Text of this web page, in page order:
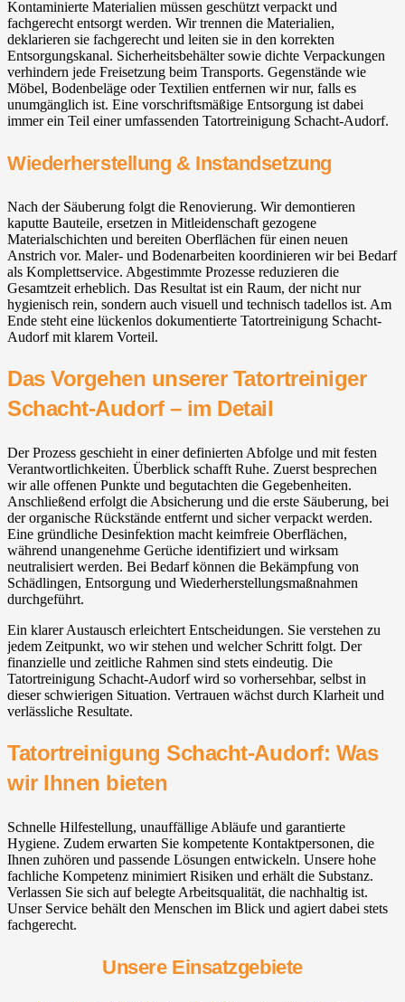
Kontaminierte Materialien müssen geschützt verpackt und
fachgerecht entsorgt werden. Wir trennen die Materialien,
deklarieren sie fachgerecht und leiten sie in den korrekten
Entsorgungskanal. Sicherheitsbehälter sowie dichte Verpackungen
verhindern jede Freisetzung beim Transports. Gegenstände wie
Möbel, Bodenbeläge oder Textilien entfernen wir nur, falls es
unumgänglich ist. Eine vorschriftsmäßige Entsorgung ist dabei
immer ein Teil einer umfassenden Tatortreinigung Schacht-Audorf.
Wiederherstellung & Instandsetzung
Nach der Säuberung folgt die Renovierung. Wir demontieren
kaputte Bauteile, ersetzen in Mitleidenschaft gezogene
Materialschichten und bereiten Oberflächen für einen neuen
Anstrich vor. Maler- und Bodenarbeiten koordinieren wir bei Bedarf
als Komplettservice. Abgestimmte Prozesse reduzieren die
Gesamtzeit erheblich. Das Resultat ist ein Raum, der nicht nur
hygienisch rein, sondern auch visuell und technisch tadellos ist. Am
Ende steht eine lückenlos dokumentierte Tatortreinigung Schacht-
Audorf mit klarem Vorteil.
Das Vorgehen unserer Tatortreiniger
Schacht-Audorf – im Detail
Der Prozess geschieht in einer definierten Abfolge und mit festen
Verantwortlichkeiten. Überblick schafft Ruhe. Zuerst besprechen
wir alle offenen Punkte und begutachten die Gegebenheiten.
Anschließend erfolgt die Absicherung und die erste Säuberung, bei
der organische Rückstände entfernt und sicher verpackt werden.
Eine gründliche Desinfektion macht keimfreie Oberflächen,
während unangenehme Gerüche identifiziert und wirksam
neutralisiert werden. Bei Bedarf können die Bekämpfung von
Schädlingen, Entsorgung und Wiederherstellungsmaßnahmen
durchgeführt.
Ein klarer Austausch erleichtert Entscheidungen. Sie verstehen zu
jedem Zeitpunkt, wo wir stehen und welcher Schritt folgt. Der
finanzielle und zeitliche Rahmen sind stets eindeutig. Die
Tatortreinigung Schacht-Audorf wird so vorhersehbar, selbst in
dieser schwierigen Situation. Vertrauen wächst durch Klarheit und
verlässliche Resultate.
Tatortreinigung Schacht-Audorf: Was
wir Ihnen bieten
Schnelle Hilfestellung, unauffällige Abläufe und garantierte
Hygiene. Zudem erwarten Sie kompetente Kontaktpersonen, die
Ihnen zuhören und passende Lösungen entwickeln. Unsere hohe
fachliche Kompetenz minimiert Risiken und erhält die Substanz.
Verlassen Sie sich auf belegte Arbeitsqualität, die nachhaltig ist.
Unser Service behält den Menschen im Blick und agiert dabei stets
fachgerecht.
Unsere Einsatzgebiete